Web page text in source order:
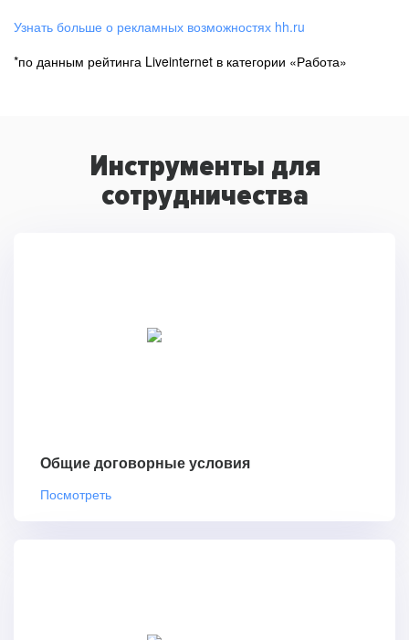
Узнать больше о рекламных возможностях hh.ru
*по данным рейтинга Liveinternet в категории «Работа»
Инструменты для
сотрудничества
Общие договорные условия
Посмотреть